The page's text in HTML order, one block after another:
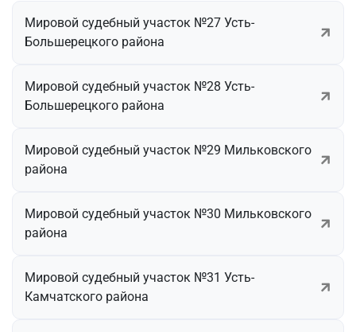
Мировой судебный участок №27 Усть-
Большерецкого района
Мировой судебный участок №28 Усть-
Большерецкого района
Мировой судебный участок №29 Мильковского
района
Мировой судебный участок №30 Мильковского
района
Мировой судебный участок №31 Усть-
Камчатского района